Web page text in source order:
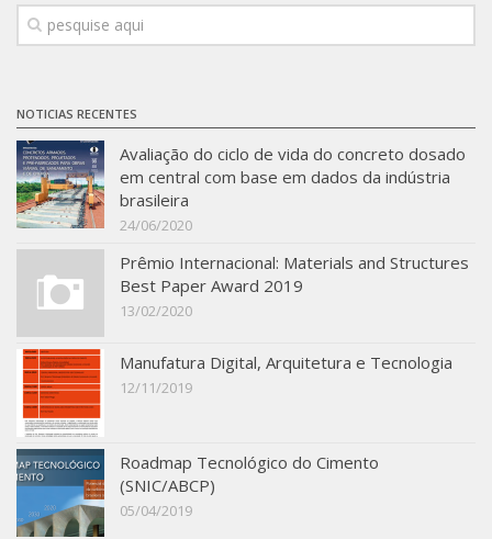
NOTICIAS RECENTES
Avaliação do ciclo de vida do concreto dosado
em central com base em dados da indústria
brasileira
24/06/2020
Prêmio Internacional: Materials and Structures
Best Paper Award 2019
13/02/2020
Manufatura Digital, Arquitetura e Tecnologia
12/11/2019
Roadmap Tecnológico do Cimento
(SNIC/ABCP)
05/04/2019